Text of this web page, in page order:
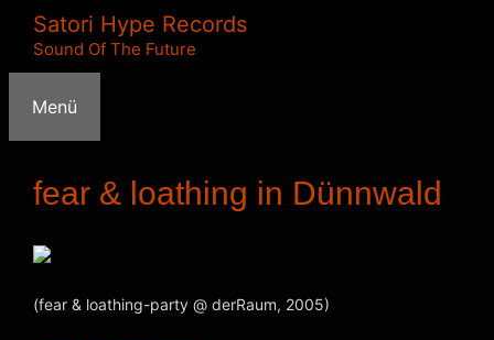
Inhalt
springen
Satori Hype Records
Sound Of The Future
Menü
fear & loathing in Dünnwald
(fear & loathing-party @ derRaum, 2005)